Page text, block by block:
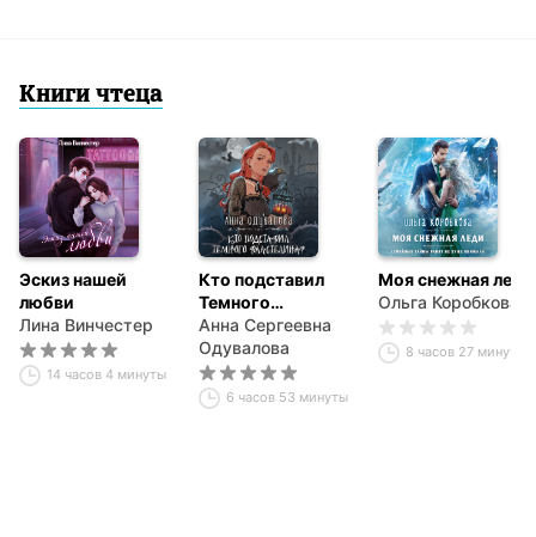
Книги чтеца
Эскиз нашей
любви
Лина Винчестер
14 часов 4 минуты
Кто подставил
Темного
властелина?
Анна Сергеевна
Одувалова
6 часов 53 минуты
Моя снежная леди
Ольга Коробкова
8 часов 27 минут